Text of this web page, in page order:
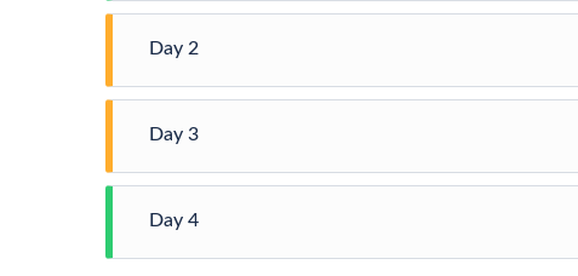
Day 2
နံနက် (၄)နာရီ တွင် ဆက်လက်ထွက်ခွာပြီး မနက်စောစောတွင်
သုံးဆောင်ပါမယ်။
Day 3
နံနက်စာ ကို ဟိုတယ် တွင်သုံးဆောင်ပြီး ကျွန်းခရီးစဉ်များ
Day 4